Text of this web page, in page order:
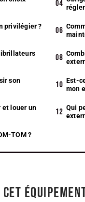
privilégier ?
son
Est-
mon
et louer un
Qui
TOM ?